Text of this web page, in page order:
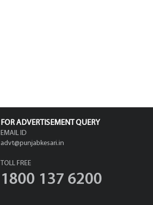
FOR ADVERTISEMENT QUERY
EMAIL ID
advt@punjabkesari.in
TOLL FREE
1800 137 6200